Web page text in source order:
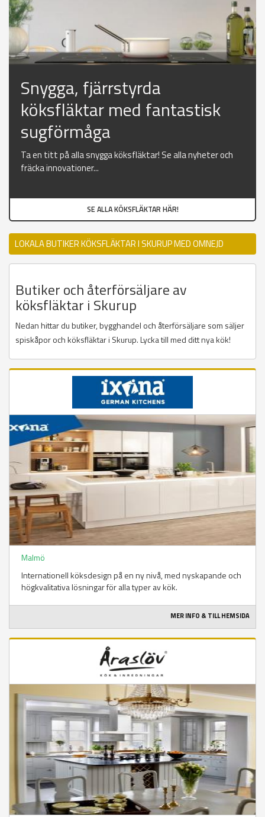
Snygga, fjärrstyrda
köksfläktar med fantastisk
sugförmåga
Ta en titt på alla snygga köksfläktar! Se alla nyheter och
fräcka innovationer...
SE ALLA KÖKSFLÄKTAR HÄR!
LOKALA BUTIKER KÖKSFLÄKTAR I SKURUP MED OMNEJD
Butiker och återförsäljare av
köksfläktar i Skurup
Nedan hittar du butiker, bygghandel och återförsäljare som säljer
spiskåpor och köksfläktar i Skurup. Lycka till med ditt nya kök!
Malmö
Internationell köksdesign på en ny nivå, med nyskapande och
högkvalitativa lösningar för alla typer av kök.
MER INFO & TILL HEMSIDA